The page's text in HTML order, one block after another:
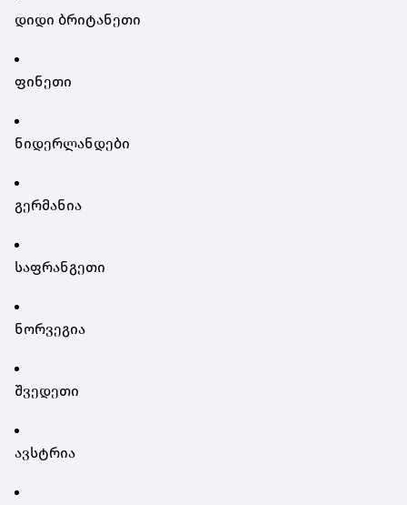
დიდი ბრიტანეთი
ფინეთი
ნიდერლანდები
გერმანია
საფრანგეთი
ნორვეგია
შვედეთი
ავსტრია